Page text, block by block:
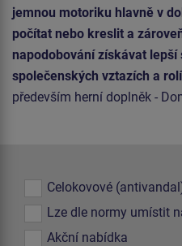
jemnou motoriku hlavně v
počítat nebo kreslit a
napodobování získávat
společenských vztazích a
především herní doplněk -
Celokovové
Lze dle normy umístit
Akční nabídka